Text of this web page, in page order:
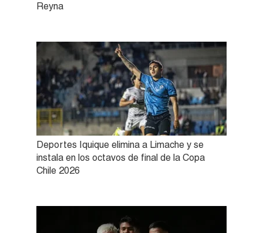
Reyna
Deportes Iquique elimina a Limache y se
instala en los octavos de final de la Copa
Chile 2026